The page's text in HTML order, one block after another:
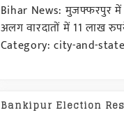
Bihar News: मुजफ्फरपुर में
अलग वारदातों में 11 लाख
Category: city-and-
Bankipur Election